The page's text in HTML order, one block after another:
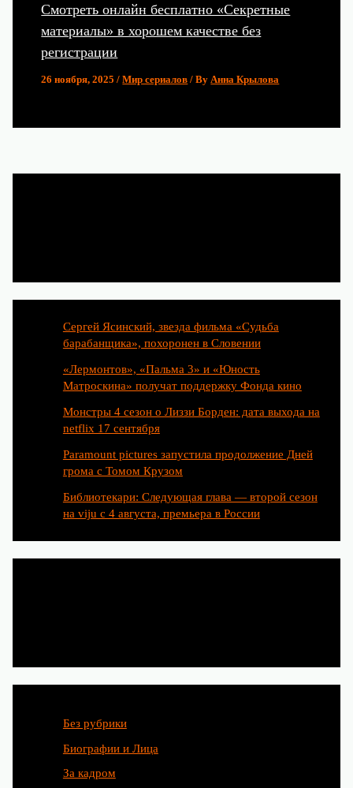
Смотреть онлайн бесплатно «Секретные
материалы» в хорошем качестве без
регистрации
26 ноября, 2025/Мир сериалов / By Анна Крылова
Сергей Ясинский, звезда фильма «Судьба
барабанщика», похоронен в Словении
«Лермонтов», «Пальма 3» и «Юность
Матроскина» получат поддержку Фонда кино
Монстры 4 сезон о Лиззи Борден: дата выхода на
netflix 17 сентября
Paramount pictures запустила продолжение Дней
грома с Томом Крузом
Библиотекари: Следующая глава — второй сезон
на viju с 4 августа, премьера в России
Без рубрики
Биографии и Лица
За кадром